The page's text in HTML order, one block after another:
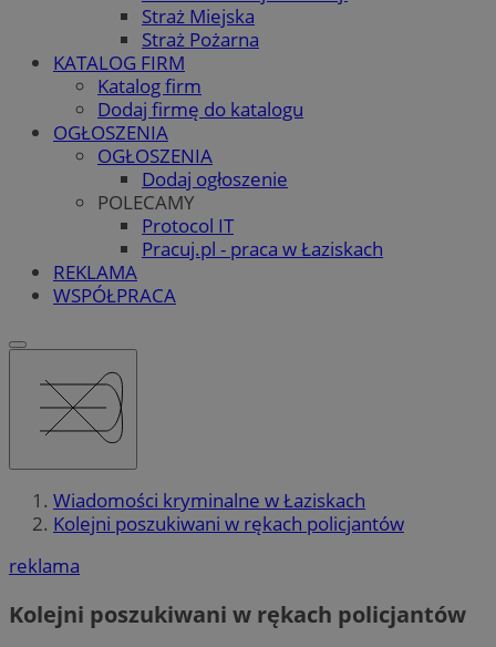
Straż Miejska
Straż Pożarna
KATALOG FIRM
Katalog firm
Dodaj firmę do katalogu
OGŁOSZENIA
OGŁOSZENIA
Dodaj ogłoszenie
POLECAMY
Protocol IT
Pracuj.pl - praca w Łaziskach
REKLAMA
WSPÓŁPRACA
Wiadomości kryminalne w Łaziskach
Kolejni poszukiwani w rękach policjantów
reklama
Kolejni poszukiwani w rękach policjantów